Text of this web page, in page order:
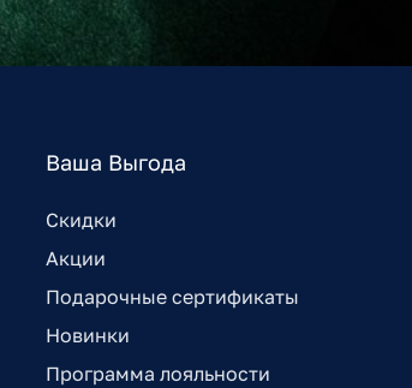
Ваша Выгода
Скидки
Акции
Подарочные сертификаты
Новинки
Программа лояльности